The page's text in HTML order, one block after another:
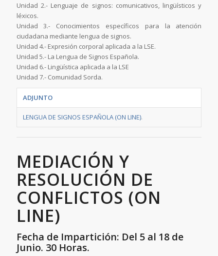
Unidad 2.- Lenguaje de signos: comunicativos, lingüísticos y
léxicos.
Unidad 3.- Conocimientos específicos para la atención
ciudadana mediante lengua de signos.
Unidad 4.- Expresión corporal aplicada a la LSE.
Unidad 5.- La Lengua de Signos Española.
Unidad 6.- Lingüística aplicada a la LSE
Unidad 7.- Comunidad Sorda.
ADJUNTO
LENGUA DE SIGNOS ESPAÑOLA (ON LINE).
MEDIACIÓN Y
RESOLUCIÓN DE
CONFLICTOS (ON
LINE)
Fecha de Impartición: Del 5 al 18 de
Junio. 30 Horas.